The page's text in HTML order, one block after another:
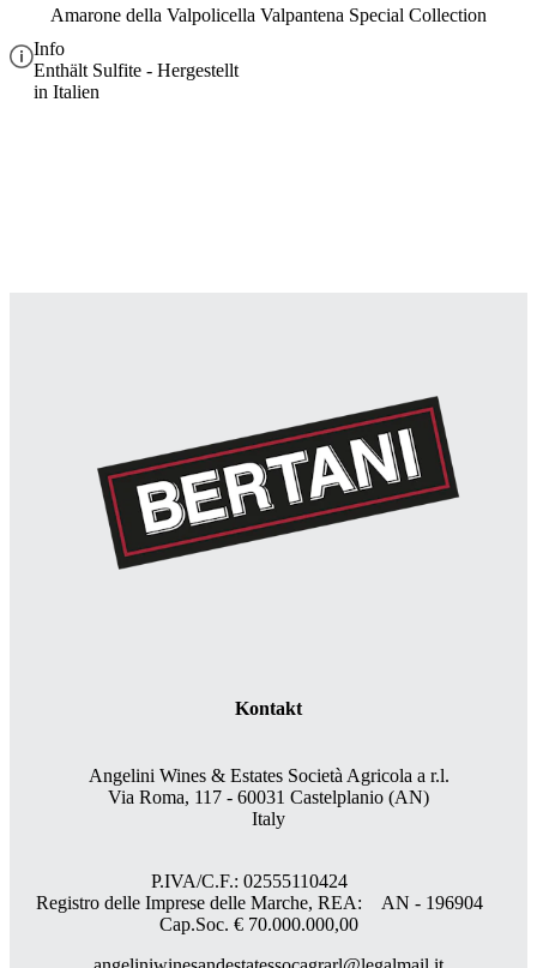
Amarone della Valpolicella Valpantena Special Collection
Info
Enthält Sulfite - Hergestellt
in Italien
Kontakt
Angelini Wines & Estates Società Agricola a r.l.
Via Roma, 117 - 60031 Castelplanio (AN)
Italy
P.IVA/C.F.: 02555110424
Registro delle Imprese delle Marche, REA: AN - 196904
Cap.Soc. € 70.000.000,00